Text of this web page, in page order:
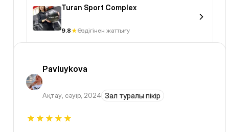
Turan Sport Complex
9.8 Өздігінен жаттығу
Pavluykova
Ақтау, сәуір, 2024 Зал туралы пікір